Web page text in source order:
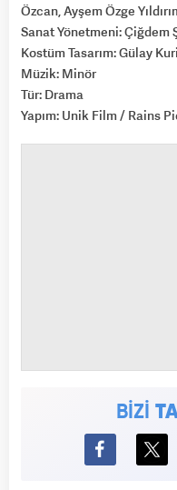
Özcan, Ayşem Özge
Sanat Yönetmeni: Çiğdem
Kostüm Tasarım: Gülay
Müzik: Minör
Tür: Drama
Yapım: Unik Film / Rains
BİZİ